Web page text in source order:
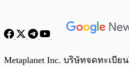
พร้อมเล่น
Metaplanet Inc. บริษัทจดทะเบี